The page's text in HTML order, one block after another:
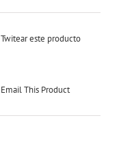
Twitear este producto
Email This Product